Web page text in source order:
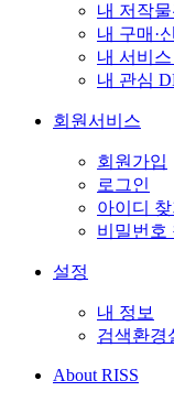
내 저작물
내 구매·
내 서비
내 관심
회원서비스
회원가입
로그인
아이디 찾
비밀번호
설정
내 정보
검색환경
About RISS